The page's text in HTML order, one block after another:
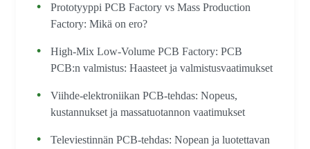
Prototyyppi PCB Factory vs Mass Production
Factory: Mikä on ero?
High-Mix Low-Volume PCB Factory: PCB
PCB:n valmistus: Haasteet ja valmistusvaatimukset
Viihde-elektroniikan PCB-tehdas: Nopeus,
kustannukset ja massatuotannon vaatimukset
Televiestinnän PCB-tehdas: Nopean ja luotettavan